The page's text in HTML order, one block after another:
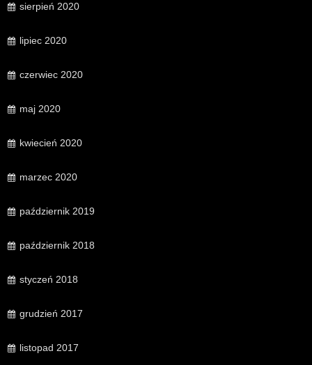
sierpień 2020
lipiec 2020
czerwiec 2020
maj 2020
kwiecień 2020
marzec 2020
październik 2019
październik 2018
styczeń 2018
grudzień 2017
listopad 2017